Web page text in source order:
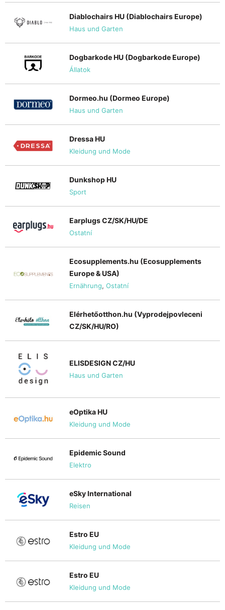
Diablochairs HU (Diablochairs Europe)
Haus und Garten
Dogbarkode HU (Dogbarkode Europe)
Állatok
Dormeo.hu (Dormeo Europe)
Haus und Garten
Dressa HU
Kleidung und Mode
Dunkshop HU
Sport
Earplugs CZ/SK/HU/DE
Ostatní
Ecosupplements.hu (Ecosupplements
Europe & USA)
Ernährung, Ostatní
Elérhetőotthon.hu (Vyprodejpovleceni
CZ/SK/HU/RO)
ELISDESIGN CZ/HU
Haus und Garten
eOptika HU
Kleidung und Mode
Epidemic Sound
Elektro
eSky International
Reisen
Estro EU
Kleidung und Mode
Estro EU
Kleidung und Mode